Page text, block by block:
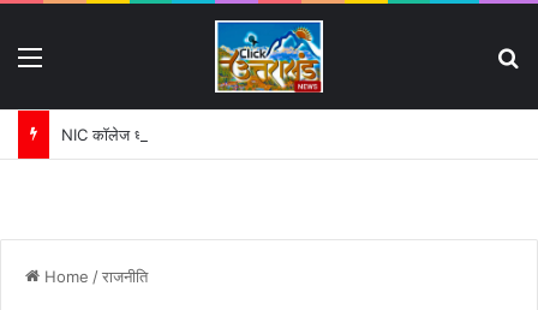
NIC कॉलेज धनौरी जमीन विवाद में बढ़ी मुश्किलें:
Home /राजनीति